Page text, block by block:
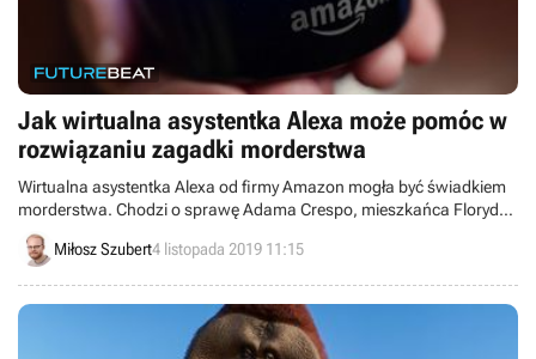
Jak wirtualna asystentka Alexa może pomóc w
rozwiązaniu zagadki morderstwa
Wirtualna asystentka Alexa od firmy Amazon mogła być świadkiem
morderstwa. Chodzi o sprawę Adama Crespo, mieszkańca Florydy,
który został oskarżony o zabójstwo swojej partnerki. Inteligentne
głośniki Echo prawdopodobnie zarejestrowały kluczowe informacje.
Miłosz Szubert4 listopada 2019 11:15